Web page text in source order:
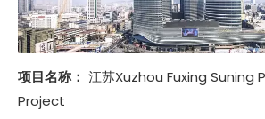
项目名称： 江苏Xuzhou Fuxing Suning
Project